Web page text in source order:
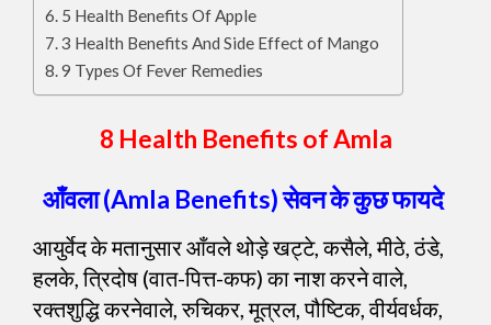
5 Health Benefits Of Apple
3 Health Benefits And Side Effect of Mango
9 Types Of Fever Remedies
8 Health Benefits of Amla
आँवला (Amla Benefits) सेवन के कुछ फायदे
आयुर्वेद के मतानुसार आँवले थोड़े खट्टे, कसैले, मीठे, ठंडे,
हलके, त्रिदोष (वात-पित्त-कफ) का नाश करने वाले,
रक्तशुद्धि करनेवाले, रुचिकर, मूत्रल, पौष्टिक, वीर्यवर्धक,